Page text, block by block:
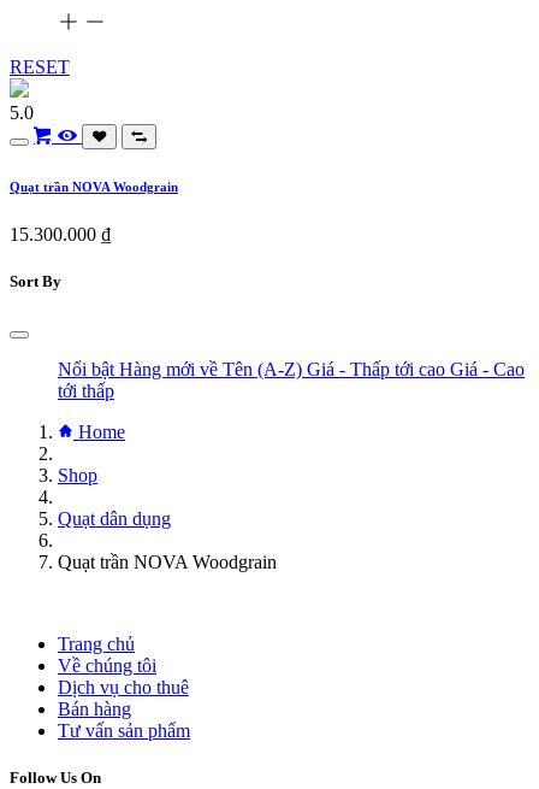
RESET
5.0
Quạt trần NOVA Woodgrain
15.300.000 ₫
Sort By
Nổi bật Hàng mới về Tên (A-Z) Giá - Thấp tới cao Giá - Cao
tới thấp
Home
Shop
Quạt dân dụng
Quạt trần NOVA Woodgrain
Trang chủ
Về chúng tôi
Dịch vụ cho thuê
Bán hàng
Tư vấn sản phẩm
Follow Us On